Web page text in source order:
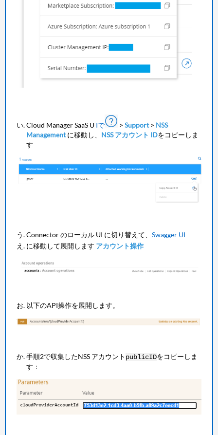
Cloud Manager SaaS U Iで >Support> NSS
Managementに移動し、 NSS アカウント IDをコピーしま
す
Connector のローカル UI に切り替えて、Swagger UI
に移動して展開します アカウント操作
以下のAPI操作を展開します。
手順2で収集したNSS アカウント publicIDをコピーしま
す：